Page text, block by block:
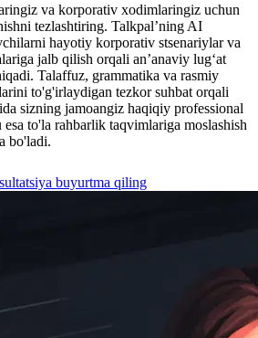
va korporativ xodimlaringiz uchun
tezlashtiring. Talkpal’ning AI
hayotiy korporativ stsenariylar va
jalb qilish orqali an’anaviy lug‘at
Talaffuz, grammatika va rasmiy
to'g'irlaydigan tezkor suhbat orqali
sizning jamoangiz haqiqiy professional
to'la rahbarlik taqvimlariga moslashish
bo'ladi.
buyurtma qiling